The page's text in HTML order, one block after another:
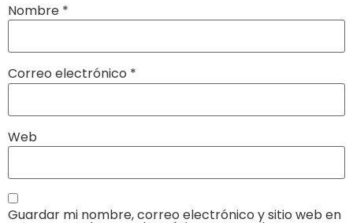
Nombre *
Correo electrónico *
Web
Guardar mi nombre, correo electrónico y sitio web en